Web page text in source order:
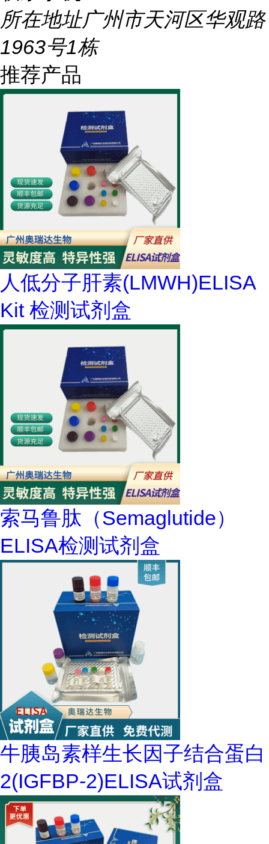
所在地址广州市天河区华观路
1963号1栋
推荐产品
人低分子肝素(LMWH)ELISA
Kit 检测试剂盒
索马鲁肽（Semaglutide）
ELISA检测试剂盒
牛胰岛素样生长因子结合蛋白
2(IGFBP-2)ELISA试剂盒